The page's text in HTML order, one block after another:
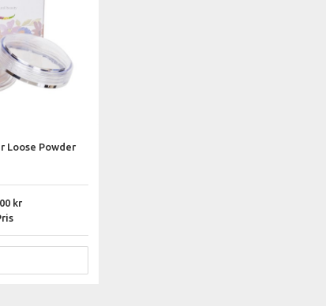
Loose Powder